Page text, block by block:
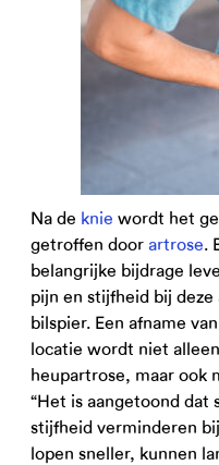
Na de knie wordt het
getroffen door artrose.
belangrijke bijdrage
pijn en stijfheid bij deze
bilspier. Een afname
locatie wordt niet
heupartrose, maar ook
“Het is aangetoond dat
stijfheid verminderen
lopen sneller, kunnen